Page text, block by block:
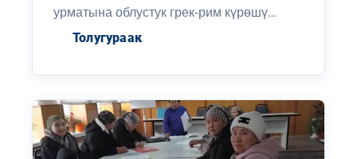
урматына облустук грек-рим күрөшү
боюнча турнир уюштурулду. Мелдеш жаш
менен өтүп, жеңүүчүлөр сыйлыктарга ээ
Толугураак